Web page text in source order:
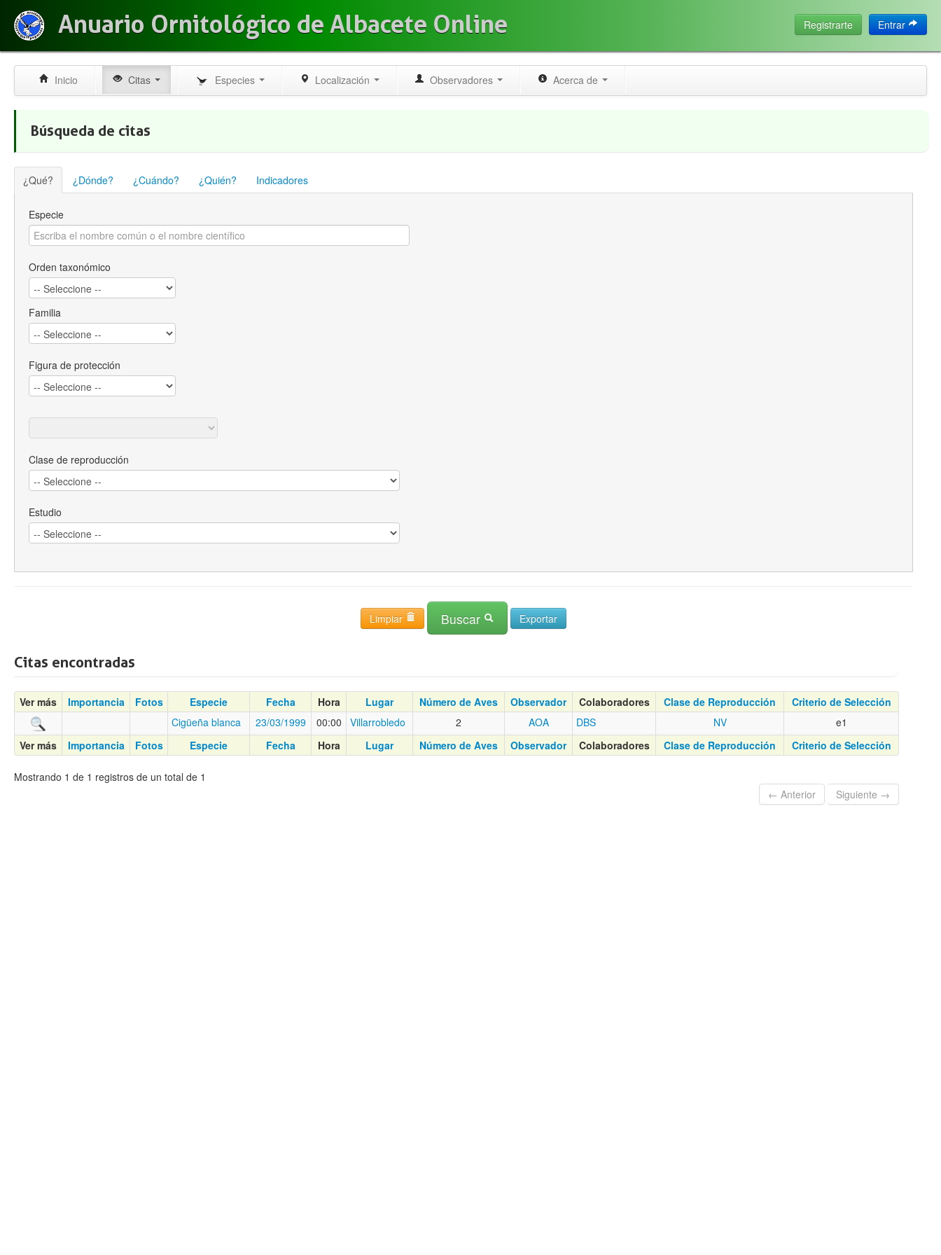
Anuario Ornitológico de Albacete Online Entrar
Registrarte
Inicio Citas Especies Localización Observadores Acerca de
Búsqueda de citas
¿Qué? ¿Dónde? ¿Cuándo? ¿Quién? Indicadores
Especie
Orden taxonómico
Familia
Figura de protección
Clase de reproducción
Estudio
Limpiar Buscar
Citas encontradas
Ver más Importancia Fotos Especie Fecha Hora Lugar Número de Aves Observador Colaboradores Clase de Reproducción
Criterio de Selección
Cigüeña blanca
23/03/1999 00:00 Villarrobledo 2 AOA DBS NV
e1
Ver más
Importancia Fotos Especie Fecha Hora Lugar Número de Aves Observador Colaboradores Clase de Reproducción Criterio de Selección
Mostrando 1 de 1 registros de un total de 1
← Anterior
Siguiente →